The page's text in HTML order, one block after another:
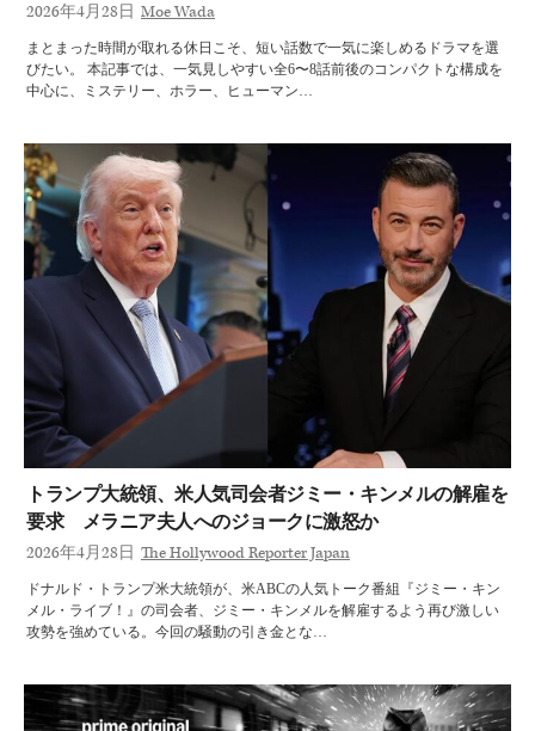
2026年4月28日 Moe Wada
まとまった時間が取れる休日こそ、短い話数で一気に楽しめるドラマを選
びたい。 本記事では、一気見しやすい全6〜8話前後のコンパクトな構成を
中心に、ミステリー、ホラー、ヒューマン…
トランプ大統領、米人気司会者ジミー・キンメルの解雇を
要求 メラニア夫人へのジョークに激怒か
2026年4月28日 The Hollywood Reporter Japan
ドナルド・トランプ米大統領が、米ABCの人気トーク番組『ジミー・キン
メル・ライブ！』の司会者、ジミー・キンメルを解雇するよう再び激しい
攻勢を強めている。今回の騒動の引き金とな…